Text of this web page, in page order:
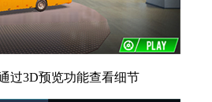
过3D预览功能查看细节